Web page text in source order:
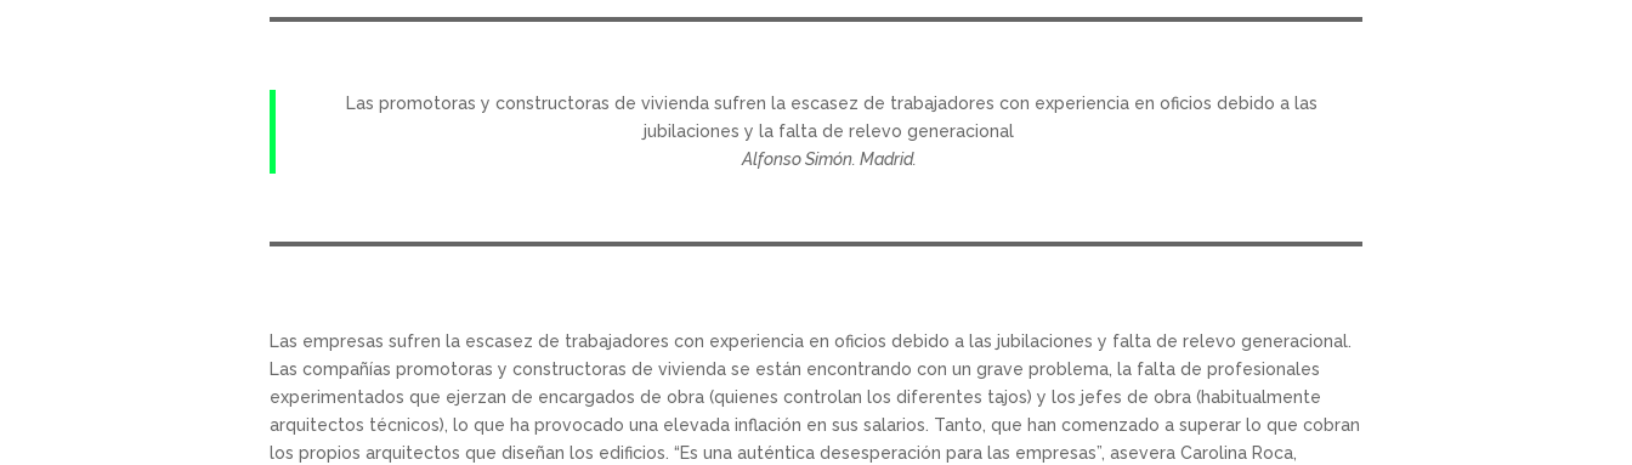
Las promotoras y constructoras de vivienda sufren la escasez de trabajadores con experiencia en oficios debido a las
jubilaciones y la falta de relevo generacional
Alfonso Simón. Madrid.
Las empresas sufren la escasez de trabajadores con experiencia en oficios debido a las jubilaciones y falta de relevo generacional.
Las compañías promotoras y constructoras de vivienda se están encontrando con un grave problema, la falta de profesionales
experimentados que ejerzan de encargados de obra (quienes controlan los diferentes tajos) y los jefes de obra (habitualmente
arquitectos técnicos), lo que ha provocado una elevada inflación en sus salarios. Tanto, que han comenzado a superar lo que cobran
los propios arquitectos que diseñan los edificios. “Es una auténtica desesperación para las empresas”, asevera Carolina Roca,